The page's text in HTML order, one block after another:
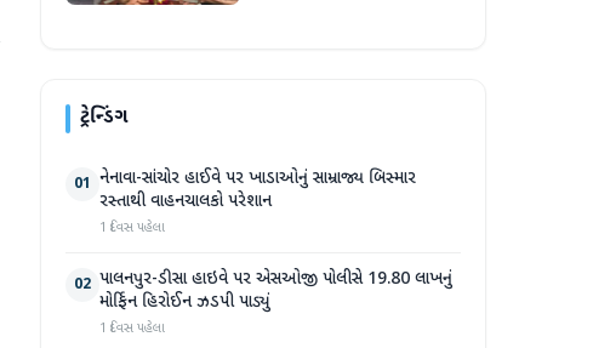
ટ્રેન્ડિંગ
01 નેનાવા-સાંચોર હાઈવે પર ખાડાઓનું સામ્રાજ્ય બિસ્માર
રસ્તાથી વાહનચાલકો પરેશાન
1 દિવસ પહેલા
02 પાલનપુર-ડીસા હાઇવે પર એસઓજી પોલીસે 19.80 લાખનું
મોર્ફિન હિરોઈન ઝડપી પાડ્યું
1 દિવસ પહેલા